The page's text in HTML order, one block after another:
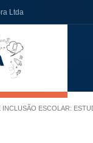
Ltda
ESCOLAR: